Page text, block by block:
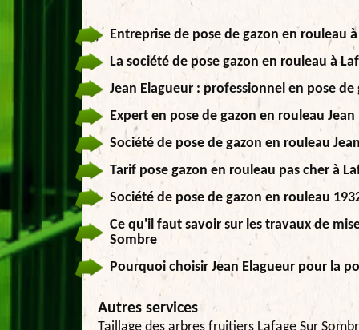
Entreprise de pose de gazon en rouleau
La société de pose gazon en rouleau à
Jean Elagueur : professionnel en pose
Expert en pose de gazon en rouleau
Société de pose de gazon en rouleau
Tarif pose gazon en rouleau pas cher à
Société de pose de gazon en rouleau
Ce qu'il faut savoir sur les travaux de
Sombre
Pourquoi choisir Jean Elagueur pour la
Autres services